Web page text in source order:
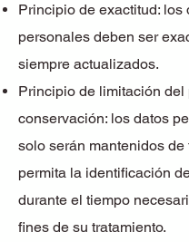
Principio de exactitud: los
personales deben ser
siempre actualizados.
Principio de limitación del
conservación: los datos
solo serán mantenidos de
permita la identificación
durante el tiempo
fines de su tratamiento.